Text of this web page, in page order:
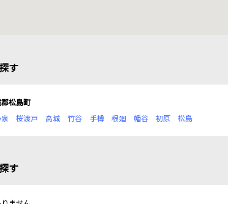
す
松島町
桜渡戸 高城 竹谷 手樽 根廻 幡谷 初原 松島
す